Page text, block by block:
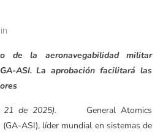
de la aeronavegabilidad militar
ASI. La aprobación facilitará las
21 de 2025). General Atomics
ASI), líder mundial en sistemas de